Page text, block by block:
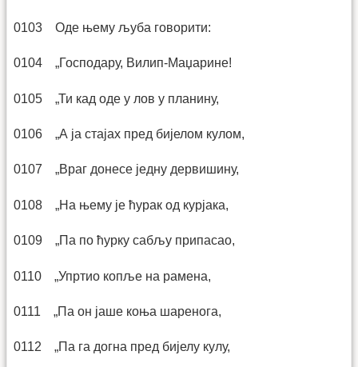
0103 Оде њему љуба говорити:
0104 „Господару, Вилип-Маџарине!
0105 „Ти кад оде у лов у планину,
0106 „А ја стајах пред бијелом кулом,
0107 „Враг донесе једну дервишину,
0108 „На њему је ћурак од курјака,
0109 „Па по ћурку сабљу припасао,
0110 „Упртио копље на рамена,
0111 „Па он јаше коња шаренога,
0112 „Па га догна пред бијелу кулу,